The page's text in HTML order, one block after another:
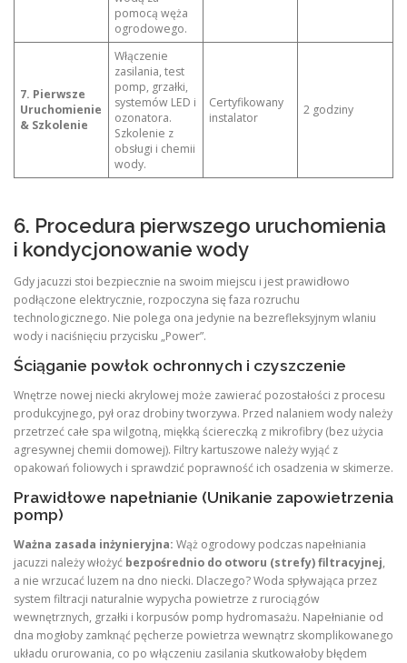
pomocą węża
ogrodowego.
7. Pierwsze
Uruchomienie
& Szkolenie
Włączenie
zasilania, test
pomp, grzałki,
systemów LED i
ozonatora.
Szkolenie z
obsługi i chemii
wody.
Certyfikowany
instalator
2 godziny
6. Procedura pierwszego uruchomienia
i kondycjonowanie wody
Gdy jacuzzi stoi bezpiecznie na swoim miejscu i jest prawidłowo
podłączone elektrycznie, rozpoczyna się faza rozruchu
technologicznego. Nie polega ona jedynie na bezrefleksyjnym wlaniu
wody i naciśnięciu przycisku „Power”.
Ściąganie powłok ochronnych i czyszczenie
Wnętrze nowej niecki akrylowej może zawierać pozostałości z procesu
produkcyjnego, pył oraz drobiny tworzywa. Przed nalaniem wody należy
przetrzeć całe spa wilgotną, miękką ściereczką z mikrofibry (bez użycia
agresywnej chemii domowej). Filtry kartuszowe należy wyjąć z
opakowań foliowych i sprawdzić poprawność ich osadzenia w skimerze.
Prawidłowe napełnianie (Unikanie zapowietrzenia
pomp)
Ważna zasada inżynieryjna: Wąż ogrodowy podczas napełniania
jacuzzi należy włożyć bezpośrednio do otworu (strefy) filtracyjnej,
a nie wrzucać luzem na dno niecki. Dlaczego? Woda spływająca przez
system filtracji naturalnie wypycha powietrze z rurociągów
wewnętrznych, grzałki i korpusów pomp hydromasażu. Napełnianie od
dna mogłoby zamknąć pęcherze powietrza wewnątrz skomplikowanego
układu orurowania, co po włączeniu zasilania skutkowałoby błędem